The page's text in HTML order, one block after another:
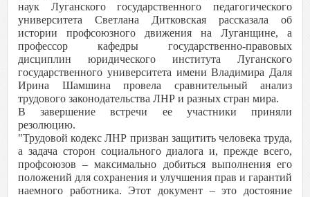
наук Луганского государственного педагогического
университета Светлана Дитковская рассказала об
истории профсоюзного движения на Луганщине, а
профессор кафедры государственно-правовых
дисциплин юридического института Луганского
государственного университета имени Владимира Даля
Ирина Шамшина провела сравнительный анализ
трудового законодательства ЛНР и разных стран мира.
В завершение встречи ее участники приняли
резолюцию.
"Трудовой кодекс ЛНР призван защитить человека труда,
а задача сторон социального диалога и, прежде всего,
профсоюзов – максимально добиться выполнения его
положений для сохранения и улучшения прав и гарантий
наемного работника. Этот документ – это достояние